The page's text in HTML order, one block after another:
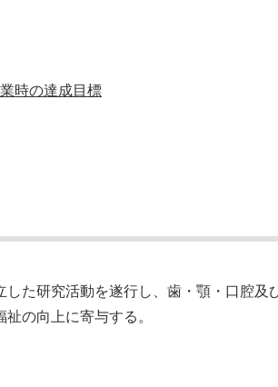
時の達成目標
た研究活動を遂行し、歯・顎・口腔及
の向上に寄与する。